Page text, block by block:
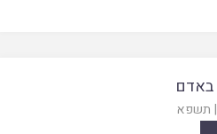
באדם
| תשפא